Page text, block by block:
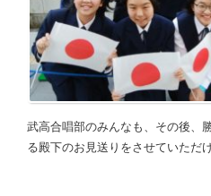
武高合唱部のみんなも、その後、
る殿下のお見送りをさせていただ